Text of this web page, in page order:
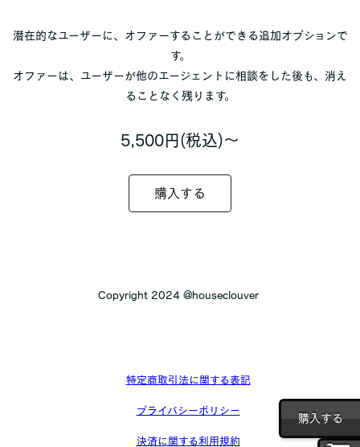
購入する
潜在的なユーザーに、オファーすることができる追加オプションで
す。
オファーは、ユーザーが他のエージェントに相談をした後も、消え
ることなく残ります。
5,500円(税込)〜
購入する
Copyright 2024 @houseclouver
特定商取引法に関する表記
プライバシーポリシー
決済に関する利用規約